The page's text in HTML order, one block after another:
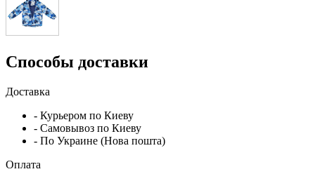
Способы доставки
Доставка
- Курьером по Киеву
- Самовывоз по Киеву
- По Украине (Нова пошта)
Оплата